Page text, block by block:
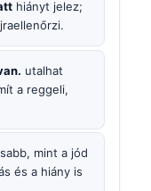
hiányt jelez;
utalhat
a reggeli,
mint a jód
és a hiány is